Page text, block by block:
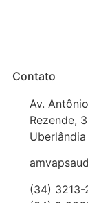
Contato
Av.
Rezende,
(34) 3213-